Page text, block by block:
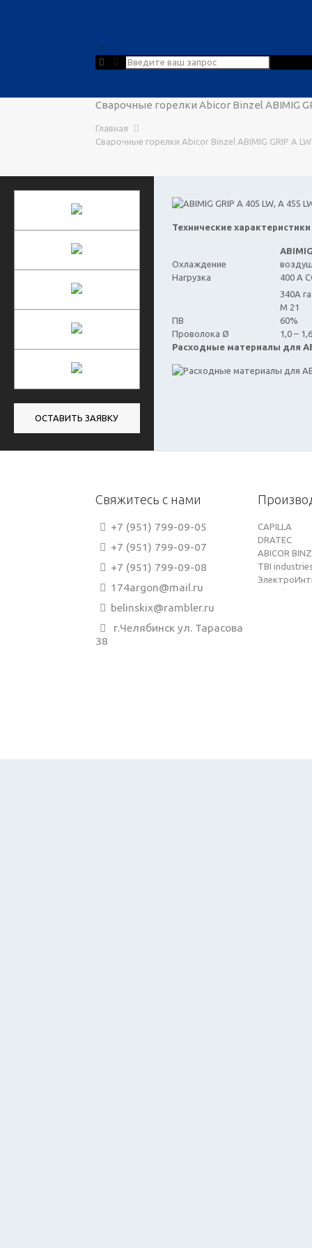
Сварочные горелки Abicor Binzel ABIMIG
Главная
Сварочные горелки Abicor Binzel ABIMIG GRIP A
Технические характеристики
Охлаждение
Нагрузка
400 A
340A
M 21
ПВ
60%
Проволока Ø
1,0 –
Расходные материалы для
ОСТАВИТЬ ЗАЯВКУ
Свяжитесь с нами
+7 (951) 799-09-05
+7 (951) 799-09-07
+7 (951) 799-09-08
174argon@mail.ru
belinskix@rambler.ru
г.Челябинск ул. Тарасова
38
CAPILLA
DRATEC
ABICOR
TBI